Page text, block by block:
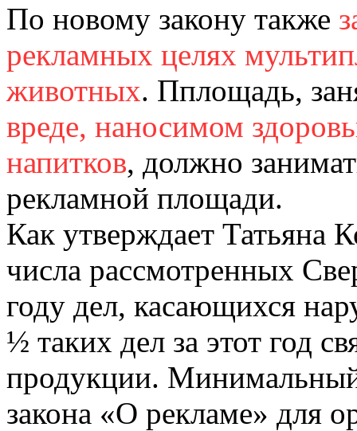
По новому закону также
рекламных целях
животных. Пплощадь,
вреде, наносимом
напитков, должно
рекламной площади.
Как утверждает Татьяна
числа рассмотренных
году дел, касающихся
½ таких дел за этот год
продукции.
закона «О рекламе» для